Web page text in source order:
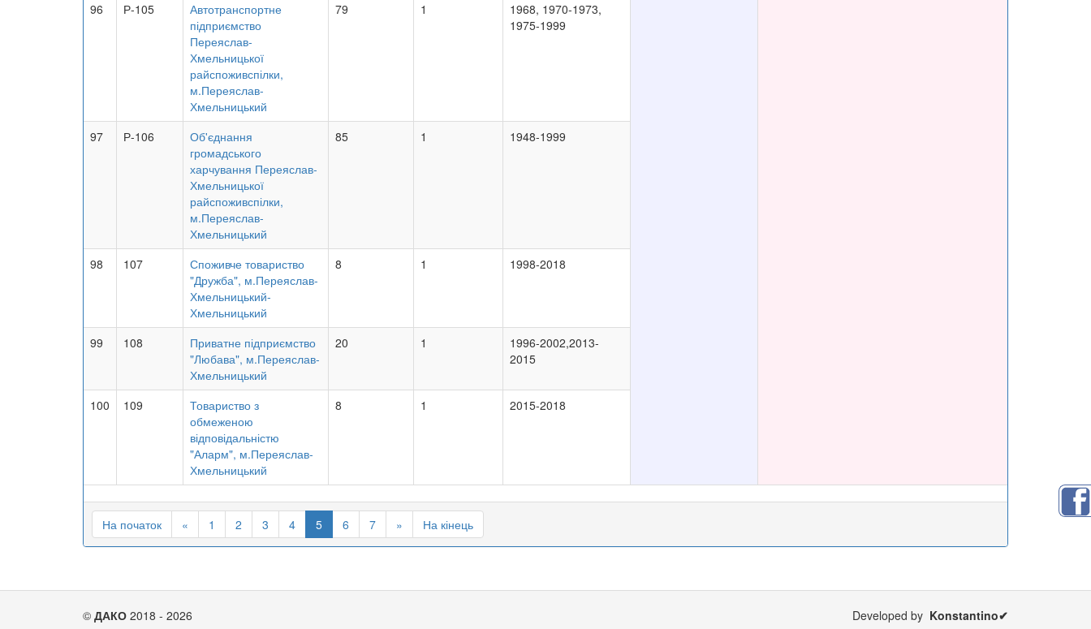
96 Р-105
Автотранспортне
підприємство
Переяслав-
Хмельницької
райспоживспілки,
м.Переяслав-
Хмельницький
79 1
1968, 1970-1973,
1975-1999
97 Р-106
Об'єднання
громадського
харчування Переяслав-
Хмельницької
райспоживспілки,
м.Переяслав-
Хмельницький
85 1 1948-1999
98 107
Споживче товариство
"Дружба", м.Переяслав-
Хмельницький-
Хмельницький
8 1 1998-2018
99 108
Приватне підприємство
"Любава", м.Переяслав-
Хмельницький
20 1
1996-2002,2013-
2015
100 109
Товариство з
обмеженою
відповідальністю
"Аларм", м.Переяслав-
Хмельницький
8 1 2015-2018
На початок « 1 2 3 4 5 6 7 » На кінець
© ДАКО 2018 - 2026 Developed by Konstantino✔